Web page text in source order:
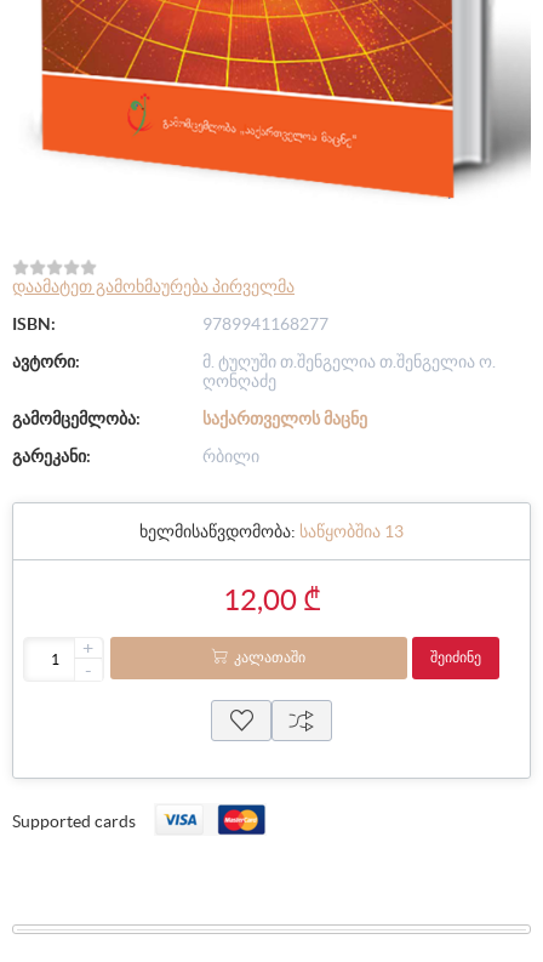
დაამატეთ გამოხმაურება პირველმა
ISBN:
9789941168277
ავტორი:
მ. ტუღუში თ.შენგელია თ.შენგელია ო.
ღონღაძე
გამომცემლობა:
ᲡᲐᲥᲐᲠᲗᲕᲔᲚᲝᲡ ᲛᲐᲪᲜᲔ
გარეკანი:
რბილი
ხელმისაწვდომობა: საწყობშია 13
12,00 ₾
+
-
ᲙᲐᲚᲐᲗᲐᲨᲘ ᲨᲔᲘᲫᲘᲜᲔ
Supported cards